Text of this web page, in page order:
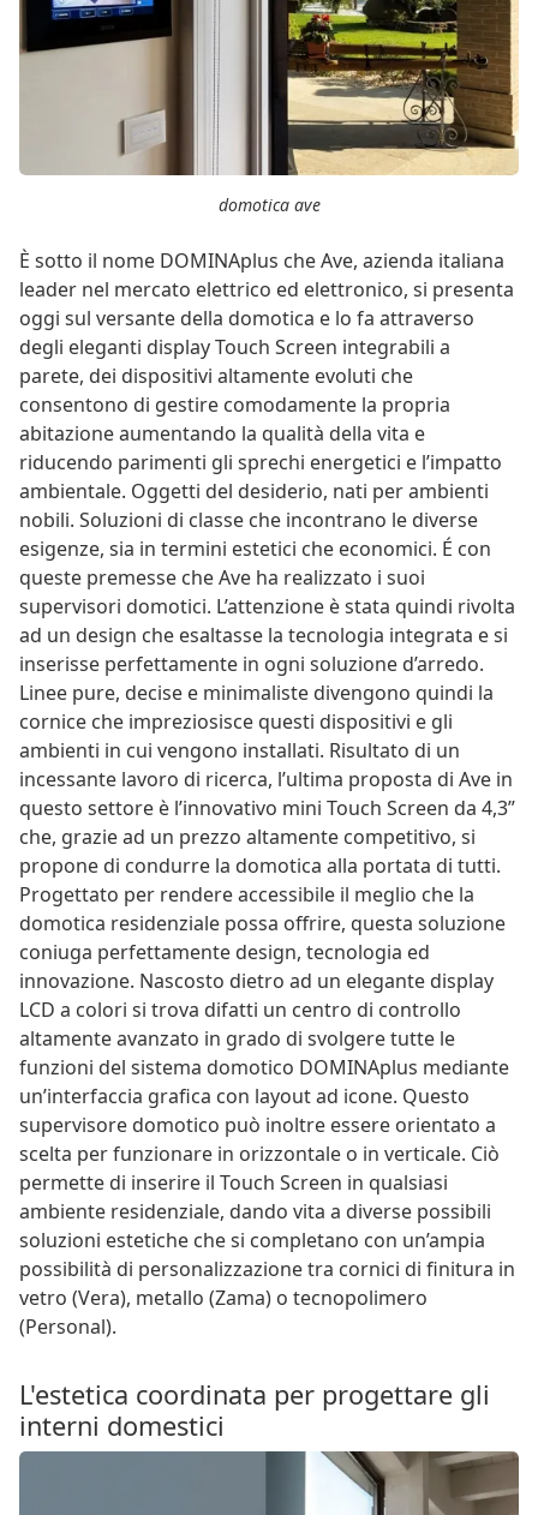
domotica ave
È sotto il nome DOMINAplus che Ave, azienda italiana
leader nel mercato elettrico ed elettronico, si presenta
oggi sul versante della domotica e lo fa attraverso
degli eleganti display Touch Screen integrabili a
parete, dei dispositivi altamente evoluti che
consentono di gestire comodamente la propria
abitazione aumentando la qualità della vita e
riducendo parimenti gli sprechi energetici e l’impatto
ambientale. Oggetti del desiderio, nati per ambienti
nobili. Soluzioni di classe che incontrano le diverse
esigenze, sia in termini estetici che economici. É con
queste premesse che Ave ha realizzato i suoi
supervisori domotici. L’attenzione è stata quindi rivolta
ad un design che esaltasse la tecnologia integrata e si
inserisse perfettamente in ogni soluzione d’arredo.
Linee pure, decise e minimaliste divengono quindi la
cornice che impreziosisce questi dispositivi e gli
ambienti in cui vengono installati. Risultato di un
incessante lavoro di ricerca, l’ultima proposta di Ave in
questo settore è l’innovativo mini Touch Screen da 4,3”
che, grazie ad un prezzo altamente competitivo, si
propone di condurre la domotica alla portata di tutti.
Progettato per rendere accessibile il meglio che la
domotica residenziale possa offrire, questa soluzione
coniuga perfettamente design, tecnologia ed
innovazione. Nascosto dietro ad un elegante display
LCD a colori si trova difatti un centro di controllo
altamente avanzato in grado di svolgere tutte le
funzioni del sistema domotico DOMINAplus mediante
un’interfaccia grafica con layout ad icone. Questo
supervisore domotico può inoltre essere orientato a
scelta per funzionare in orizzontale o in verticale. Ciò
permette di inserire il Touch Screen in qualsiasi
ambiente residenziale, dando vita a diverse possibili
soluzioni estetiche che si completano con un’ampia
possibilità di personalizzazione tra cornici di finitura in
vetro (Vera), metallo (Zama) o tecnopolimero
(Personal).
L'estetica coordinata per progettare gli
interni domestici